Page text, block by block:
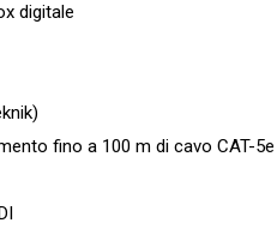
digitale
fino a 100 m di cavo CAT-5e